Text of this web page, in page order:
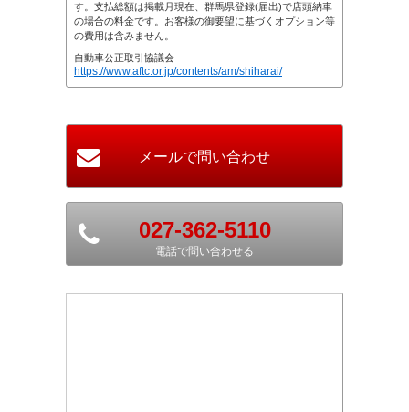
す。支払総額は掲載月現在、群馬県登録(届出)で店頭納車
の場合の料金です。お客様の御要望に基づくオプション等
の費用は含みません。
自動車公正取引協議会
https://www.aftc.or.jp/contents/am/shiharai/
027-362-5110
電話で問い合わせる